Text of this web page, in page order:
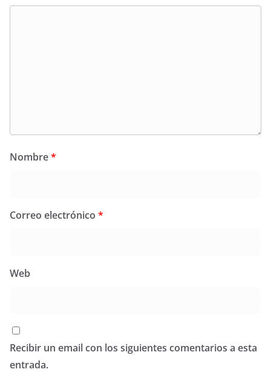
Nombre*
Correo electrónico *
Web
Recibir un email con los siguientes comentarios a esta
entrada.